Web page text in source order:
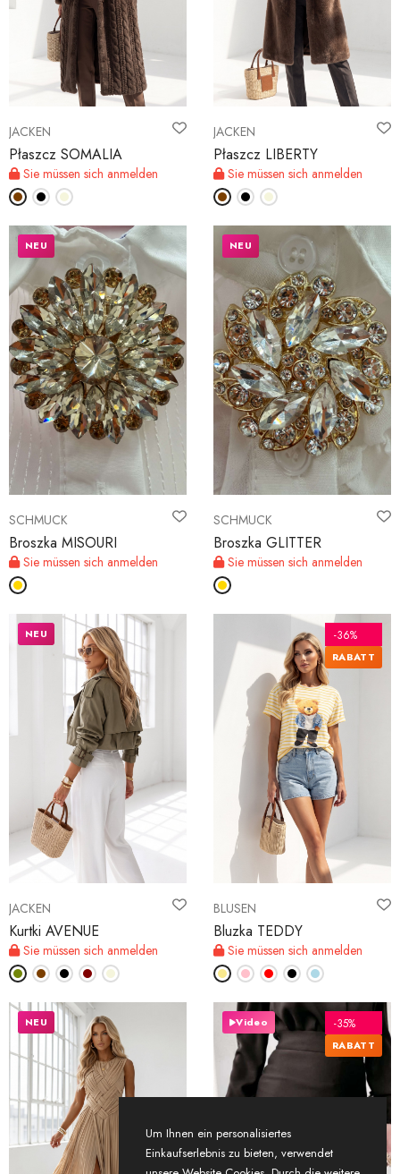
JACKEN
Płaszcz SOMALIA
Sie müssen sich anmelden
JACKEN
Płaszcz LIBERTY
Sie müssen sich anmelden
SCHMUCK
Broszka MISOURI
Sie müssen sich anmelden
NEU
SCHMUCK
Broszka GLITTER
Sie müssen sich anmelden
NEU
JACKEN
Kurtki AVENUE
Sie müssen sich anmelden
NEU
BLUSEN
Bluzka TEDDY
Sie müssen sich anmelden
-36%
RABATT
NEU Video -35%
RABATT
Um Ihnen ein personalisiertes
Einkaufserlebnis zu bieten, verwendet